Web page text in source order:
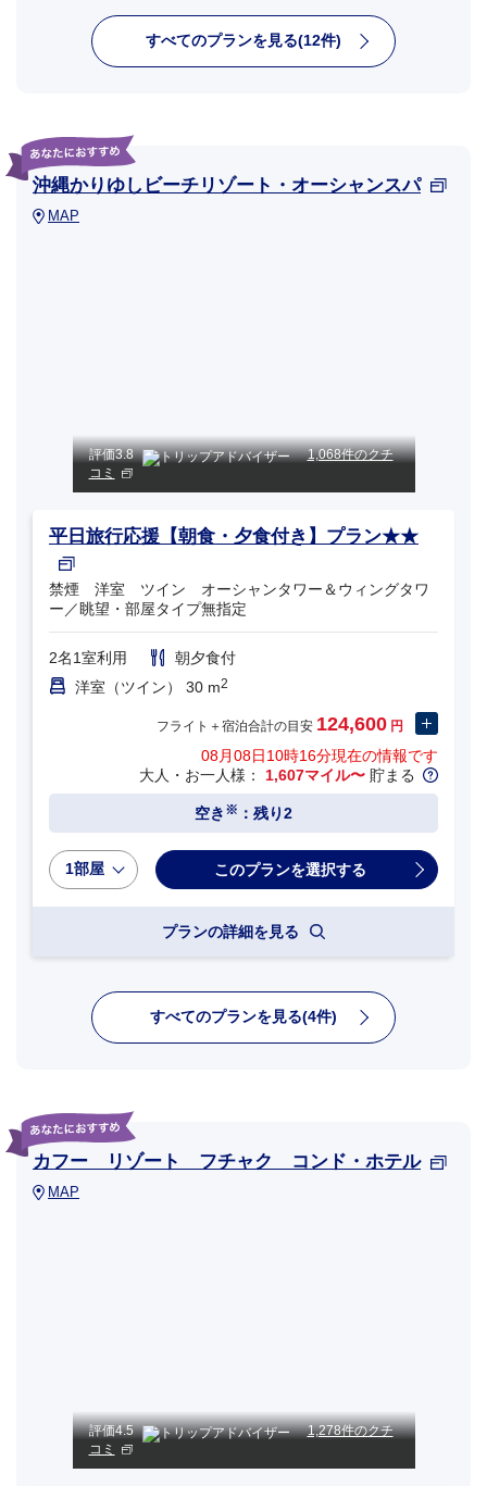
すべてのプランを見る(12件)
沖縄かりゆしビーチリゾート・オーシャンスパ
MAP
評価3.8
1,068件のクチ
コミ
平日旅行応援【朝食・夕食付き】プラン★★
禁煙 洋室 ツイン オーシャンタワー＆ウィングタワ
ー／眺望・部屋タイプ無指定
2名1室利用
朝夕食付
洋室（ツイン） 30 m2
フライト＋宿泊合計の目安 124,600 円
08月08日10時16分現在の情報です
大人・お一人様： 1,607マイル〜 貯まる
空き ※ ：残り2
1部屋
プランの詳細を見る
すべてのプランを見る(4件)
カフー リゾート フチャク コンド・ホテル
MAP
評価4.5
1,278件のクチ
コミ